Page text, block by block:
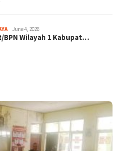
June 4, 2026
BPN Wilayah 1 Kabupat…